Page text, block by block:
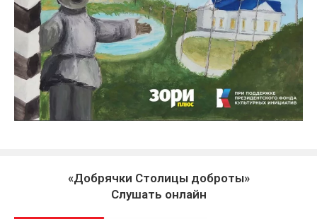
«Добрячки Столицы доброты»
Слушать онлайн